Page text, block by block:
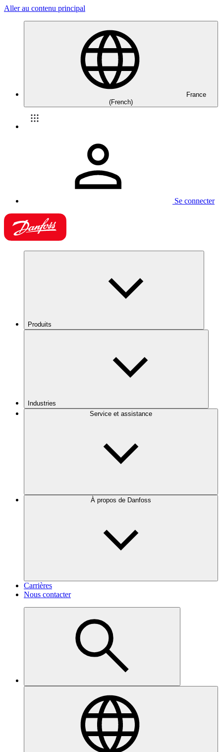
Aller au contenu principal
France
(French)
Se connecter
Produits
Industries
Service et assistance
À propos de Danfoss
Carrières
Nous contacter